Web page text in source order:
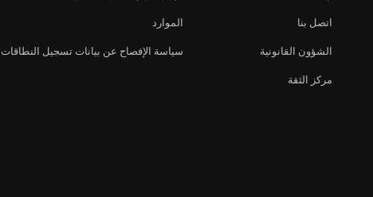
اتصل بنا
الشؤون القانونية
مركز الثقة
الموارد
سياسة الإفصاح عن بيانات تسجيل النطاقات